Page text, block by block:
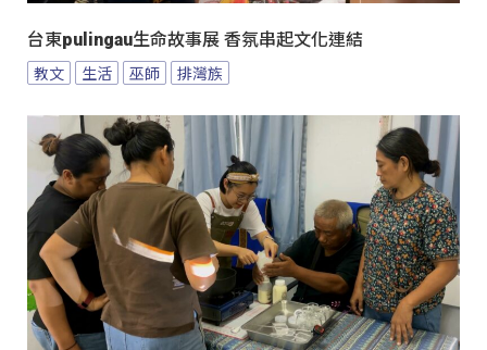
台東pulingau生命故事展 香氛串起文化連結
教文 生活 巫師 排灣族